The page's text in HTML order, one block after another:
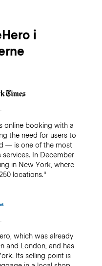
i
online booking with a
the need for users to
— is one of the most
In December
in New York, where
locations."
which was already
and London, and has
Its selling point is